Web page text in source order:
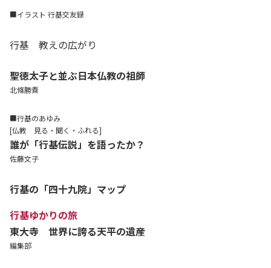
■イラスト 行基交友録
行基 教えの広がり
聖徳太子と並ぶ日本仏教の祖師
北條勝貴
■行基のあゆみ
[仏教 見る・聞く・ふれる]
誰が「行基伝説」を語ったか？
佐藤文子
行基の「四十九院」マップ
行基ゆかりの旅
東大寺 世界に誇る天平の遺産
編集部